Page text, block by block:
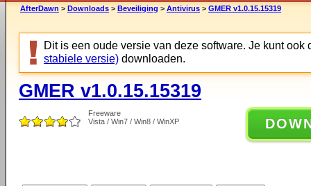
AfterDawn > Downloads > Beveiliging > Antivirus > GMER v1.0.15.15319
Dit is een oude versie van deze software. Je kunt ook
stabiele versie) downloaden.
GMER v1.0.15.15319
Freeware
Vista / Win7 / Win8 / WinXP